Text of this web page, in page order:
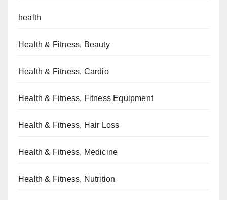
health
Health & Fitness, Beauty
Health & Fitness, Cardio
Health & Fitness, Fitness Equipment
Health & Fitness, Hair Loss
Health & Fitness, Medicine
Health & Fitness, Nutrition